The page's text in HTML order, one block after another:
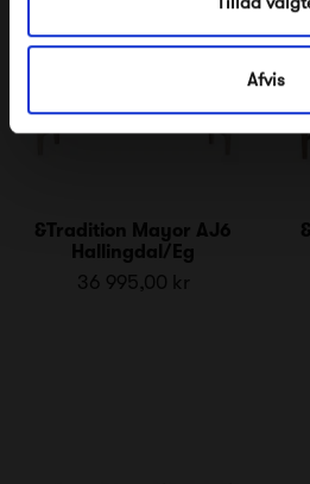
Afvis
&Tradition Mayor AJ6
Hallingdal/Eg
36 995,00 kr